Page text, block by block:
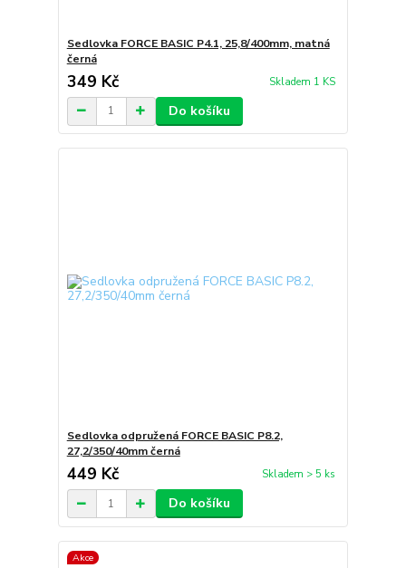
Sedlovka FORCE BASIC P4.1, 25,8/400mm, matná
černá
349 Kč Skladem 1 KS
Do košíku
Sedlovka odpružená FORCE BASIC P8.2,
27,2/350/40mm černá
449 Kč Skladem > 5 ks
Do košíku
Akce